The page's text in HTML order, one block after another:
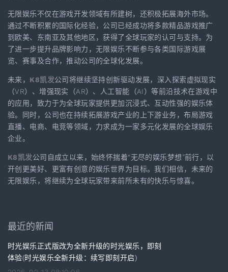
无限娱乐不仅在游戏开发领域有所建树，还积极拓展海外市场。
通过不断积累的国际化经验，公司已经成功将多款精品游戏推广
到欧美、东南亚及其他地区，获得了全球玩家的认可与支持。为
了进一步提升品牌影响力，无限娱乐不断参与各类国际游戏展
览、赛事及合作，推动公司的全球化发展。
未来， K8凯发公司将继续坚持创新驱动发展，深入探索虚拟现实
（VR）、增强现实（AR）、人工智能（AI）等前沿技术在游戏中
的应用，致力于为全球玩家提供更加沉浸式、互动性强的娱乐体
验。同时，公司也在持续拓展游戏产业的上下游业务，布局游戏
直播、电商、电竞等领域，力求成为一家多元化发展的全球娱乐
企业。
K8凯发公司自成立以来，始终怀揣着“无尽的娱乐梦想”前行，以
开创更美好、更富有创意的娱乐世界为目标。我们相信，未来的
无限娱乐，将继续为全球玩家带来前所未有的快乐与惊喜。
最近的新闻
时光娱乐正式版改为全新升级的时光娱乐，即刻
体验(时光娱乐全新升级：续写即刻开启)